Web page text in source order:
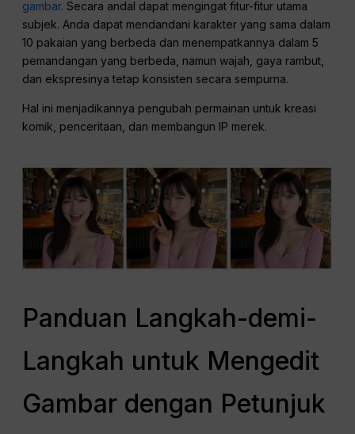
gambar. Secara andal dapat mengingat fitur-fitur utama
subjek. Anda dapat mendandani karakter yang sama dalam
10 pakaian yang berbeda dan menempatkannya dalam 5
pemandangan yang berbeda, namun wajah, gaya rambut,
dan ekspresinya tetap konsisten secara sempurna.
Hal ini menjadikannya pengubah permainan untuk kreasi
komik, penceritaan, dan membangun IP merek.
Panduan Langkah-demi-
Langkah untuk Mengedit
Gambar dengan Petunjuk